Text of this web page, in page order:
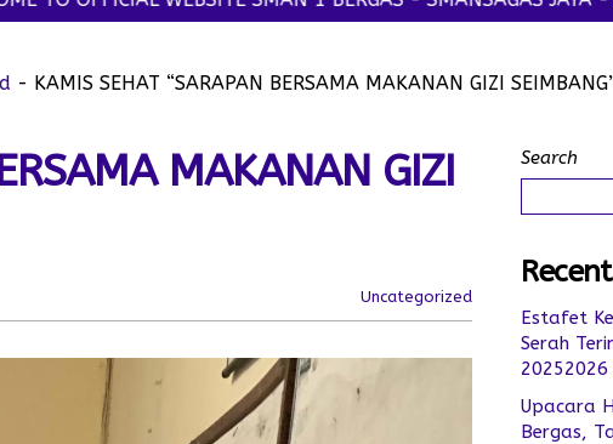
- KAMIS SEHAT “SARAPAN BERSAMA MAKANAN GIZI
MAKANAN GIZI
Uncategorized
Search
Estafet
Serah
Upacara
Bergas,